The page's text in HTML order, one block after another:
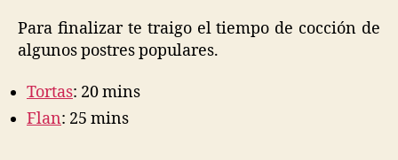
Para finalizar te traigo el tiempo de cocción de
algunos postres populares.
Tortas: 20 mins
Flan: 25 mins